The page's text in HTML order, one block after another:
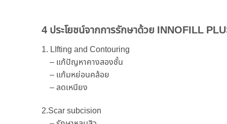
4 ประโยชน์จากการรักษาด้วย INNOFILL
1. LIfting and Contouring
– แก้ปัญหาคางสองชั้น
– แก้มหย่อนคล้อย
– ลดเหนียง
2.Scar subcision